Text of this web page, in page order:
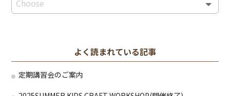
よく読まれている記事
定期講習会のご案内